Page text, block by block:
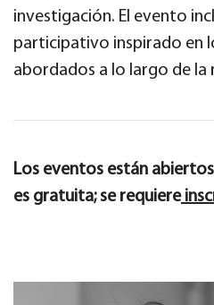
investigación. El evento
participativo inspirado en
abordados a lo largo de la
Los eventos están
es gratuita; se requiere